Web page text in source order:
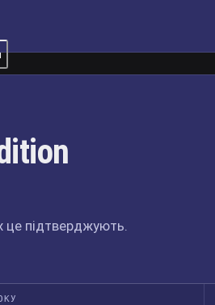
це підтверджують.